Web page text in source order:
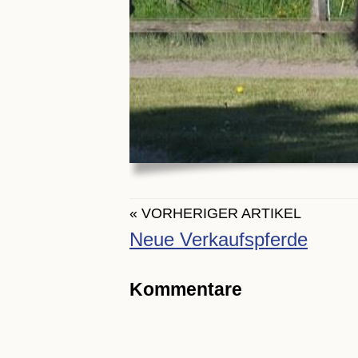
« VORHERIGER ARTIKEL
Neue Verkaufspferde
Kommentare